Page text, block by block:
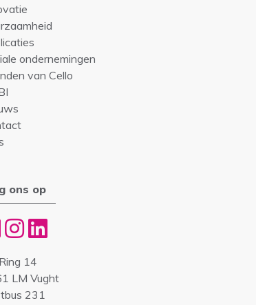
ondernemingen
van Cello
ons op
14
LM Vught
231